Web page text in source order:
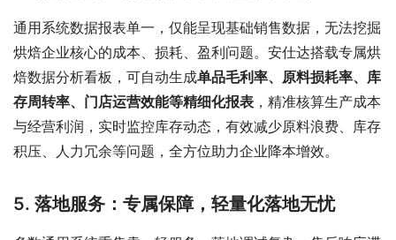
通用系统数据报表单一，仅能呈现基础销售数据，无法挖掘
烘焙企业核心的成本、损耗、盈利问题。安仕达搭载专属烘
焙数据分析看板，可自动生成单品毛利率、原料损耗率、库
存周转率、门店运营效能等精细化报表 ，精准核算生产成本
与经营利润，实时监控库存动态，有效减少原料浪费、库存
积压、人力冗余等问题，全方位助力企业降本增效。
5. 落地服务：专属保障，轻量化落地无忧